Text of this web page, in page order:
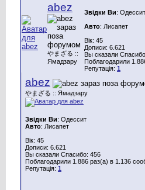
abez
やまざる ::
Ямадзару
Звідки Ви: Одессит
Авто: Лисапет
Вік: 45
Дописи: 6.621
Вы сказали
Поблагодарили
Репутація: 1
abez
やまざる :: Ямадзару
Звідки Ви: Одессит
Авто: Лисапет
Вік: 45
Дописи: 6.621
Вы сказали Спасибо: 456
Поблагодарили 1.886 раз(а) в 1.136
Репутація: 1